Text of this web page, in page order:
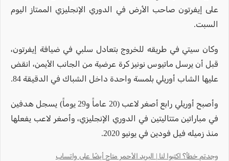
على إيفرتون صاحب الأرض في الدوري الإنجليزي الممتاز اليوم
السبت.
وكان سيتي في طريقه للخروج بتعادل سلبي في ضيافة إيفرتون،
قبل أن يرسل ماتيوس نونيز كرة عرضية من الجانب الأيمن، انقض
عليها الشاب أوريلي بلمسة واحدة داخل الشباك في الدقيقة 84.
وأصبح أوريلي رابع أصغر لاعب (20 عاماً و29 يوماً) يسجل هدفين
في مباراتين متتاليتين في الدوري الإنجليزي، وأصغر لاعب يفعلها
منذ زميله فيل فودين في يونيو 2020.
وجدتم خطأ؟ اكتبوا لنا | البريد الأحمر متاح أيضًا على واتساب